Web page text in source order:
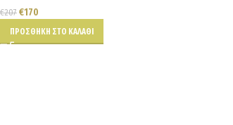
€207 €170
ΠΡΟΣΘΉΚΗ ΣΤΟ ΚΑΛΆΘΙ